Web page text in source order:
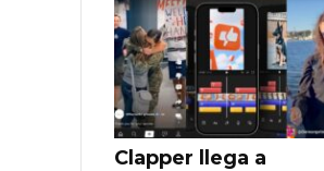
Clapper llega a